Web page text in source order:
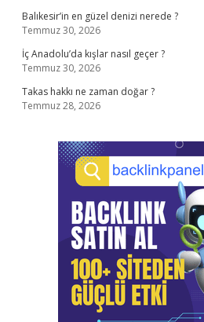
Balıkesir’in en güzel denizi nerede ?
Temmuz 30, 2026
İç Anadolu’da kışlar nasıl geçer ?
Temmuz 30, 2026
Takas hakkı ne zaman doğar ?
Temmuz 28, 2026